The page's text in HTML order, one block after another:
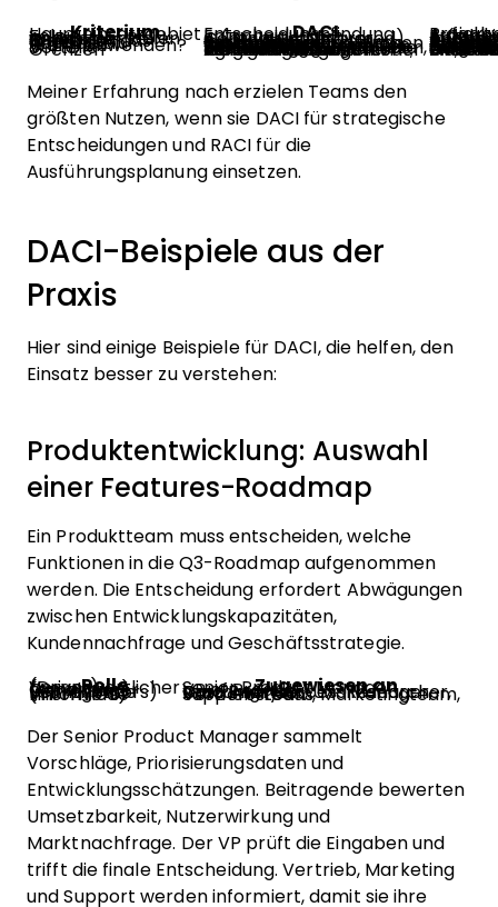
Kriterium DACI
HaupteinsatzgebietEntscheidungsfindung Aufgaben-
Fokus Entscheidungen Aufgaben und
Anzahl der Rollen im Rahmenwerk 4 (Driver, Approver, Contributor, Informed) 4 (Responsible, Accountable,
Wer trägt das Ergebnis? Approver
Am besten geeignet für Bereichsübergreifende Gruppenentscheidungen mit mehreren Stakeholdern Projekte mit eindeutiger
Wann anwenden? Bevor eine wichtige Entscheidung getroffen werden muss Bei der Aufgabenverteilung über den Projektlebenszyklus hinweg
Vorteile Verhindert Entscheidungsblockaden, klärt Befugnisse, beschleunigt Ergebnisse Eindeutige
Grenzen Weniger geeignet für kontinuierliches Aufgabenmanagement; kann sich in flachen oder agilen Kulturen hierarchisch anfühlen Geht nicht direkt auf
Meiner Erfahrung nach erzielen Teams den
größten Nutzen, wenn sie DACI für strategische
Entscheidungen und RACI für die
Ausführungsplanung einsetzen.
DACI-Beispiele aus der
Praxis
Hier sind einige Beispiele für DACI, die helfen, den
Einsatz besser zu verstehen:
Produktentwicklung: Auswahl
einer Features-Roadmap
Ein Produktteam muss entscheiden, welche
Funktionen in die Q3-Roadmap aufgenommen
werden. Die Entscheidung erfordert Abwägungen
zwischen Entwicklungskapazitäten,
Kundennachfrage und Geschäftsstrategie.
Rolle Zugewiesen an
Verantwortlicher (Driver) Senior Product Manager
Genehmiger (Approver) VP of Product
Beitragende (Contributors) Lead Engineer, UX-Researcher, Customer Success Manager, Data Analyst
Informierte (Informed) Vertriebsteam, Marketingteam, Support-Leads
Der Senior Product Manager sammelt
Vorschläge, Priorisierungsdaten und
Entwicklungsschätzungen. Beitragende bewerten
Umsetzbarkeit, Nutzerwirkung und
Marktnachfrage. Der VP prüft die Eingaben und
trifft die finale Entscheidung. Vertrieb, Marketing
und Support werden informiert, damit sie ihre